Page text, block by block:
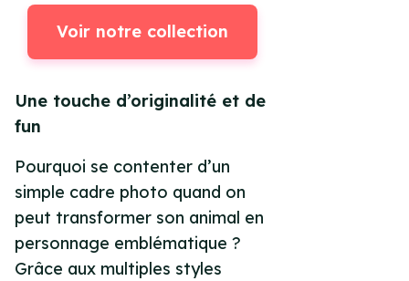
Voir notre collection
Une touche d’originalité et de
fun
Pourquoi se contenter d’un
simple cadre photo quand on
peut transformer son animal en
personnage emblématique ?
Grâce aux multiples styles